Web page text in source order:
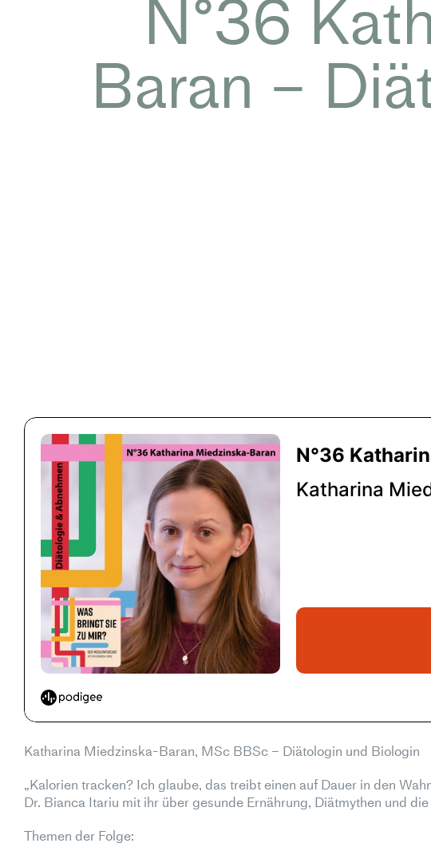
N°36
Baran –
Katharina Miedzinska-Baran, MSc BBSc – Diätologin und Biologin
„Kalorien tracken? Ich glaube, das treibt einen auf Dauer in den
Dr. Bianca Itariu mit ihr über gesunde Ernährung, Diätmythen und
Themen der Folge: